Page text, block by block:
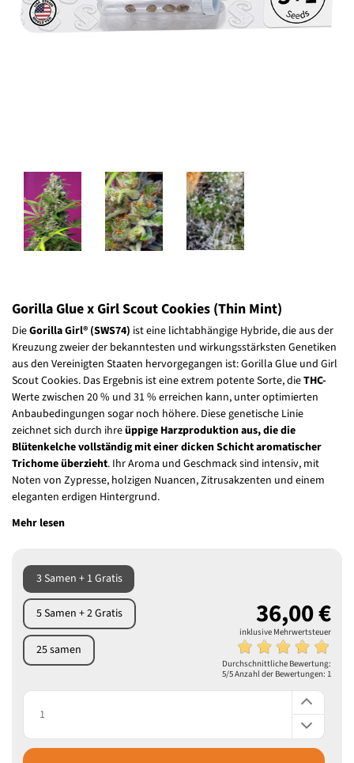
Gorilla Glue x Girl Scout Cookies (Thin Mint)
DieGorilla Girl® (SWS74) ist eine lichtabhängige Hybride, die aus der
Kreuzung zweier der bekanntesten und wirkungsstärksten Genetiken
aus den Vereinigten Staaten hervorgegangen ist: Gorilla Glue und Girl
Scout Cookies. Das Ergebnis ist eine extrem potente Sorte, dieTHC-
Werte zwischen 20 % und 31 % erreichen kann, unter optimierten
Anbaubedingungen sogar noch höhere. Diese genetische Linie
zeichnet sich durch ihreüppige Harzproduktion aus, die die
Blütenkelche vollständig mit einer dicken Schicht aromatischer
Trichome überzieht. Ihr Aroma und Geschmack sind intensiv, mit
Noten von Zypresse, holzigen Nuancen, Zitrusakzenten und einem
eleganten erdigen Hintergrund.
Mehr lesen
3 Samen + 1 Gratis
5 Samen + 2 Gratis
25 samen
36,00 €
inklusive Mehrwertsteuer
Durchschnittliche Bewertung:
5/5 Anzahl der Bewertungen: 1